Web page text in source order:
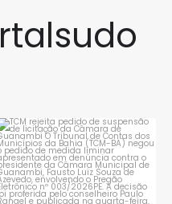
TCM rejeita pedido de
suspensão de licitação da...
1 0